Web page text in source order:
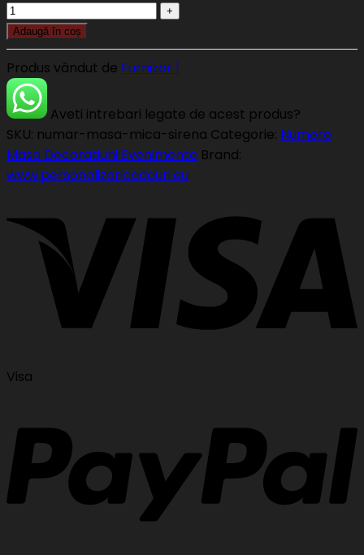
Adaugă în coș
Produs vândut de Furnizor 1
Aveti intrebari legate de acest produs?
SKU: numar-masa-mica-sirena Categorie: Numere
Masa Decoratiuni Evenimente Brand:
www.personalizaricadouri.eu
Visa